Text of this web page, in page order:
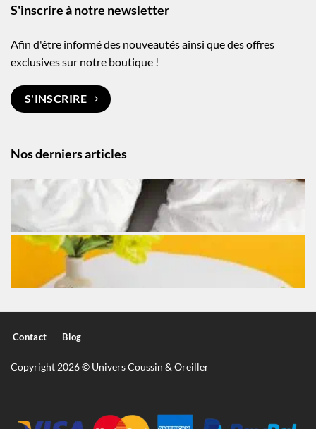
Nos derniers articles
S'inscrire à notre newsletter
Afin d'être informé des nouveautés ainsi que des offres
exclusives sur notre boutique !
S'INSCRIRE
Contact Blog
Copyright 2026 © Univers Coussin & Oreiller